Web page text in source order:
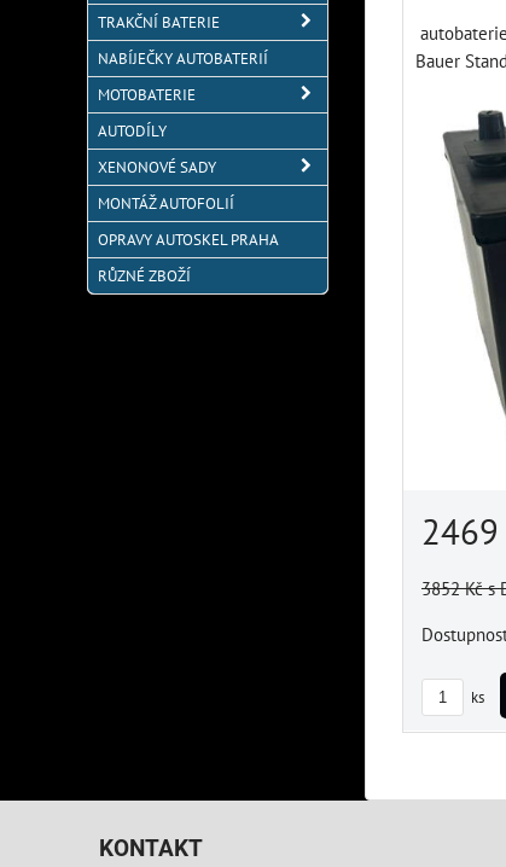
Bauer
2469
3852 Kčs
ks
TRAKČNÍ BATERIE
NABÍJEČKY AUTOBATERIÍ
MOTOBATERIE
AUTODÍLY
XENONOVÉ SADY
MONTÁŽ AUTOFOLIÍ
OPRAVY AUTOSKEL PRAHA
RŮZNÉ ZBOŽÍ
KONTAKT